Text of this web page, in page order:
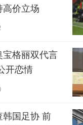
高价立场
宝格丽双代言
开恋情
韩国足协 前